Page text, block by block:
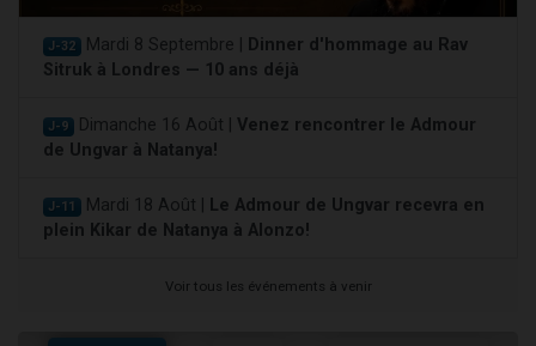
J-32 Mardi 8 Septembre |
Dinner d'hommage au Rav
Sitruk à Londres — 10 ans déjà
J-9 Dimanche 16 Août | Venez rencontrer le Admour
de Ungvar à Natanya!
J-11 Mardi 18 Août |
Le Admour de Ungvar recevra en
plein Kikar de Natanya à Alonzo!
Voir tous les événements à venir